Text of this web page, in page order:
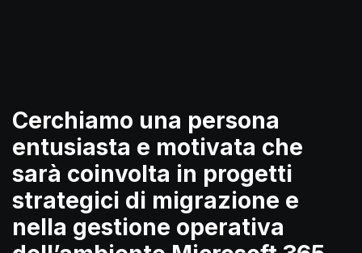
Cerchiamo una persona
entusiasta e motivata che
sarà coinvolta in progetti
strategici di migrazione e
nella gestione operativa